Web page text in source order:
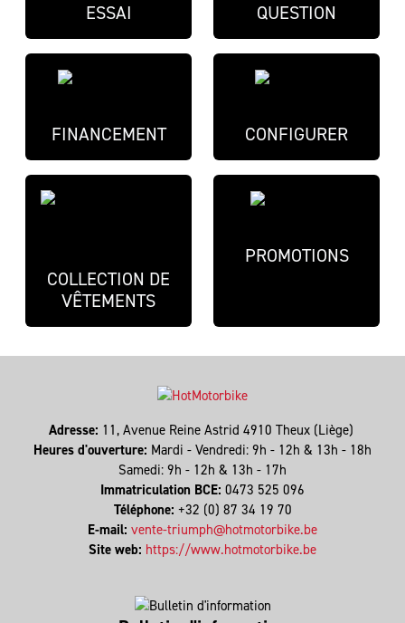
ESSAI QUESTION
FINANCEMENT CONFIGURER
COLLECTION DE
VÊTEMENTS
PROMOTIONS
Adresse: 11, Avenue Reine Astrid 4910 Theux (Liège)
Heures d'ouverture: Mardi - Vendredi: 9h - 12h & 13h - 18h
Samedi: 9h - 12h & 13h - 17h
Immatriculation BCE: 0473 525 096
Téléphone: +32 (0) 87 34 19 70
E-mail: vente-triumph@hotmotorbike.be
Site web: https://www.hotmotorbike.be